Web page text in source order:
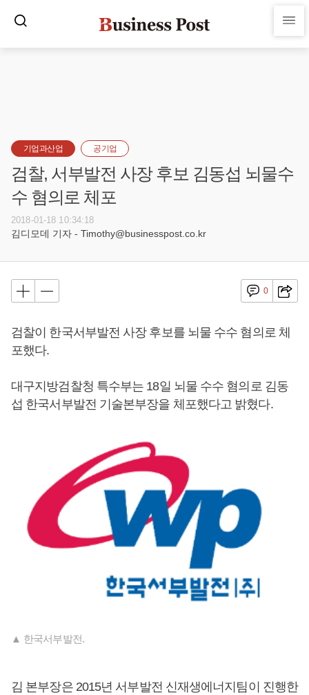
기업과산업 공기업
검찰, 서부발전 사장 후보 김동섭 뇌물수
수 혐의로 체포
2018-01-18 10:34:18
김디모데 기자 - Timothy@businesspost.co.kr
0
검찰이 한국서부발전 사장 후보를 뇌물 수수 혐의로 체
포했다.
대구지방검찰청 특수부는 18일 뇌물 수수 혐의로 김동
섭 한국서부발전 기술본부장을 체포했다고 밝혔다.
▲ 한국서부발전.
김 본부장은 2015년 서부발전 신재생에너지팀이 진행한